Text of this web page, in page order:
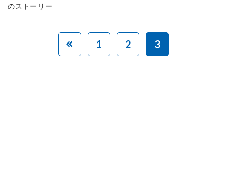
のストーリー
1 2 3